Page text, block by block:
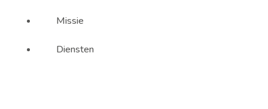
Missie
Diensten